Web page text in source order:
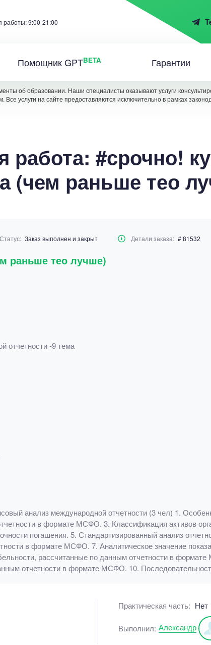
работы: 9:00-21:00
Помощник GPTBETA Гарантии
об образовании. Наши специалисты оказывают услуги
услуги на сайте предоставляются исключительно в рамках
работа: #срочно!
(чем раньше тео
Статус: Заказ выполнен и закрыт Детали заказа: # 81532
раньше тео лучше)
-9 тема
международной отчетности (3 чел) 1.
в формате МСФО. 3. Классификация активов
погашения. 5. Стандартизированный анализ
в формате МСФО. 7. Аналитическое значение
рассчитанные по данным отчетности в
отчетности в формате МСФО. 10.
Практическая часть: Нет
Выполнил: Александр